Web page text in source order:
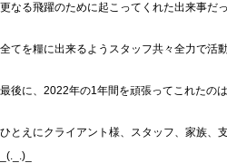
更なる飛躍のために起こってくれた出来事だ
全てを糧に出来るようスタッフ共々全力で活
最後に、2022年の1年間を頑張ってこれたのは
ひとえにクライアント様、スタッフ、家族、
_(._.)_